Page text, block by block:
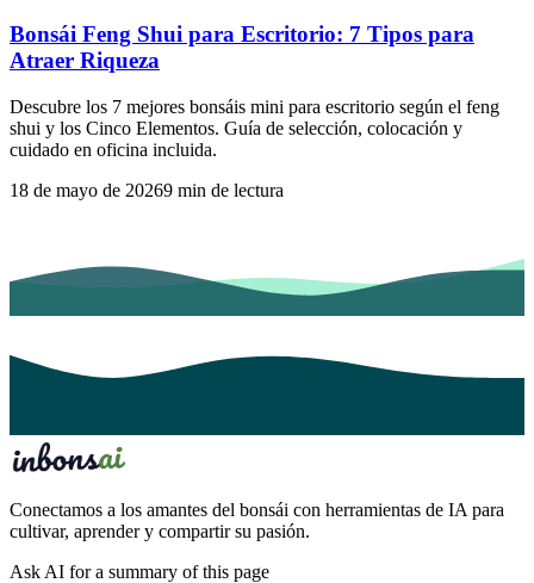
Bonsái Feng Shui para Escritorio: 7 Tipos para
Atraer Riqueza
Descubre los 7 mejores bonsáis mini para escritorio según el feng
shui y los Cinco Elementos. Guía de selección, colocación y
cuidado en oficina incluida.
18 de mayo de 20269 min de lectura
Conectamos a los amantes del bonsái con herramientas de IA para
cultivar, aprender y compartir su pasión.
Ask AI for a summary of this page